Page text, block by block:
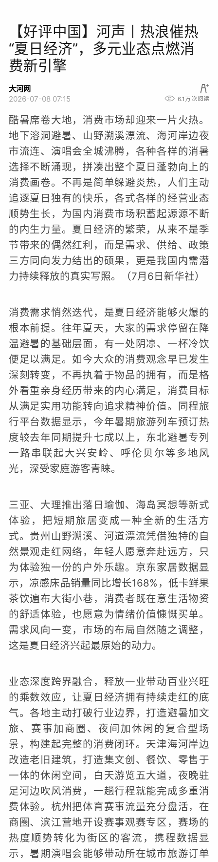
【好评中国】河声丨热浪催热
“夏日经济”，多元业态点燃消
费新引擎
大河网
2026-07-08 07:15
6.1万 次阅读
酷暑席卷大地，消费市场却迎来一片火热。
地下溶洞避暑、山野溯溪漂流、海河岸边夜
市流连、演唱会全城沸腾，各种各样的消暑
选择不断涌现，拼凑出整个夏日蓬勃向上的
消费画卷。不再是简单躲避炎热，人们主动
追逐夏日独有的快乐，各式各样的经营业态
顺势生长，为国内消费市场积蓄起源源不断
的内生力量。夏日经济的繁荣，从来不是季
节带来的偶然红利，而是需求、供给、政策
三方同向发力结出的硕果，更是我国内需潜
力持续释放的真实写照。（7月6日新华社）
消费需求悄然迭代，是夏日经济能够火爆的
根本前提。往年夏天，大家的需求停留在降
温避暑的基础层面，有一处阴凉、一杯冷饮
便足以满足。如今大众的消费观念早已发生
深刻转变，不再执着于物品的拥有，而是格
外看重亲身经历带来的内心满足，消费目标
从满足实用功能转向追求精神价值。同程旅
行平台数据显示，今年暑期旅游列车预订热
度较去年同期提升七成以上，东北避暑专列
一路串联起大兴安岭、呼伦贝尔等多地风
光，深受家庭游客青睐。
三亚、大理推出落日瑜伽、海岛冥想等新式
体验，把短期旅居变成一种全新的生活方
式。贵州山野溯溪、河道漂流凭借独特的自
然景观走红网络，年轻人愿意奔赴远方，只
为体验独一份的户外乐趣。京东家居数据显
示，凉感床品销量同比增长168%，低卡鲜果
茶饮遍布大街小巷，消费者既在意生活物资
的舒适体验，也愿意为情绪价值慷慨买单。
需求风向一变，市场的布局自然随之调整，
这是夏日经济兴起最原始的动力。
业态深度跨界融合，释放一业带动百业兴旺
的乘数效应，让夏日经济拥有持续走红的底
气。各地主动打破行业边界，打造避暑加文
旅、赛事加商圈、夜间加休闲的复合型场
景，构建起完整的消费闭环。天津海河岸边
改造老旧建筑，打造集文创、餐饮、零售于
一体的休闲空间，白天游览五大道，夜晚驻
足河边吹风消费，一趟行程就能完成多重消
费体验。杭州把体育赛事流量充分盘活，在
商圈、滨江营地开设赛事观赛专区，赛场的
热度顺势转化为街区的客流，携程数据显
示，暑期演唱会能够带动所在城市旅游订单